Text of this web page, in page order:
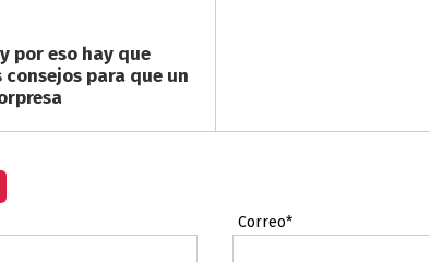
por eso hay que
para que un
Correo*